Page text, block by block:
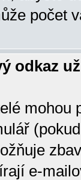
počet
odkaz
mohou
e-